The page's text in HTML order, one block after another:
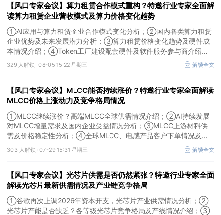
【风口专家会议】算力租赁合作模式重构？特邀行业专家全面解
读算力租赁企业营收模式及算力价格变化趋势
①AI应用与算力租赁企业合作模式变化分析；②国内各类算力租赁
企业优势及未来发展潜力分析；③算力租赁价格变化趋势及硬件成
本情况介绍；④Token工厂建设配套硬件及软件服务参与商介绍。
本场风口专家会议将于8月5日（周三）19:00举行，特邀行业专家全
面解读算力租赁企业营收模式及算力价格变化趋势。
329 人解锁 ·08-05 15:22 星期三 解锁全文
【风口专家会议】MLCC能否持续涨价？特邀行业专家全面解读
MLCC价格上涨动力及竞争格局情况
①MLCC继续涨价？高端MLCC全球供需情况介绍；②AI持续发展
对MLCC增量需求及国内企业受益情况分析；③MLCC上游材料供
需及价格稳定性分析；④全球MLCC、电感产品客户下单情况及未
来扩产难度解析。本场风口专家会议将于7月29日（周三）20:30举
行，特邀行业专家全面解读MLCC价格上涨动力及竞争格局情况。
303 人解锁 ·07-29 15:31 星期三 解锁全文
【风口专家会议】光芯片供需是否仍然紧张？特邀行业专家全面
解读光芯片最新供需情况及产业链竞争格局
①谷歌再次上调2026年资本开支，光芯片产业供需情况分析；②
光芯片产能是否缺乏？各等级光芯片竞争格局及产线情况介绍；③